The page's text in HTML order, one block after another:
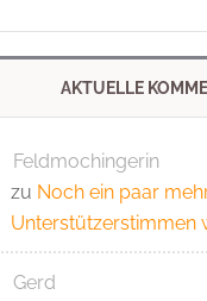
AKTUELLE
Feldmochingerin
zu Noch ein paar
Unterstützerstimmen
Gerd